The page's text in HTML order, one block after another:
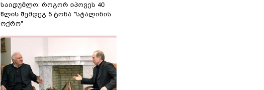
საიდუმლო: როგორ იპოვეს 40
წლის შემდეგ 5 ტონა "სტალინის
ოქრო"